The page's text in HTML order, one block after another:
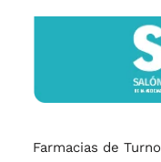
Farmacias de Turno